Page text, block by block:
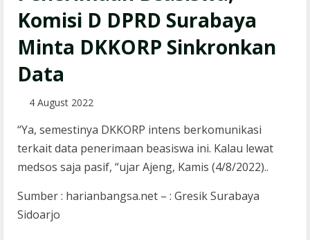
Komisi D DPRD Surabaya
Minta DKKORP Sinkronkan
Data
4 August 2022
“Ya, semestinya DKKORP intens berkomunikasi
terkait data penerimaan beasiswa ini. Kalau lewat
medsos saja pasif, “ujar Ajeng, Kamis (4/8/2022)..
Sumber : harianbangsa.net – : Gresik Surabaya
Sidoarjo